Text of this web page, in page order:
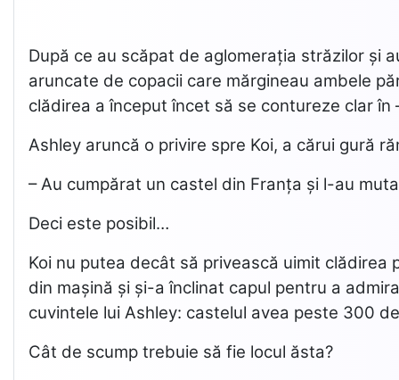
După ce au scăpat de aglomerația străzilor și
aruncate de copacii care mărgineau ambele
clădirea a început încet să se contureze clar
Ashley aruncă o privire spre Koi, a cărui gură
– Au cumpărat un castel din Franța și l-au
Deci este posibil…
Koi nu putea decât să privească uimit
din mașină și și-a înclinat capul pentru a
cuvintele lui Ashley: castelul avea peste 300
Cât de scump trebuie să fie locul ăsta?